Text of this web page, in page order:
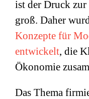
ist der Druck
groß. Daher
Konzepte für
entwickelt, die
Ökonomie
Das Thema